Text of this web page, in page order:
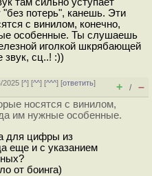
потерь", канешь. Эти
с винилом, конечно,
особенные. Ты слушаешь
иголкой шкрябающей
звук, сц..! :))
2025 [^] [^^] [^^^] [ответить]
+ / –
носятся с винилом,
им нужные особенные.
для цифры из
еще и с указанием
от боинга)